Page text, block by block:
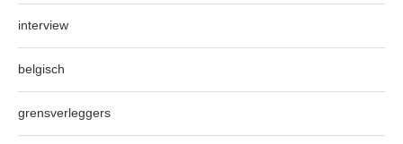
interview
belgisch
grensverleggers